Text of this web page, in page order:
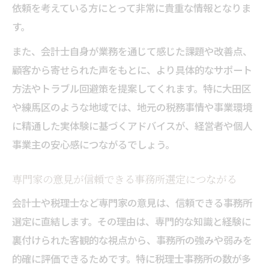
依頼を考えている方にとって非常に貴重な情報となりま
す。
また、会計士自身が業務を通じて感じた課題や改善点、
顧客から寄せられた声をもとに、より具体的なサポート
方法やトラブル回避策を提案してくれます。特に大田区
や練馬区のような地域では、地元の税務事情や事業環境
に精通した実体験に基づくアドバイスが、経営者や個人
事業主の安心感につながるでしょう。
専門家の意見が信頼できる事務所選定につながる
会計士や税理士など専門家の意見は、信頼できる事務所
選定に直結します。その理由は、専門的な知識と経験に
裏付けられた客観的な視点から、事務所の強みや弱みを
的確に評価できるためです。特に税理士事務所の数が多